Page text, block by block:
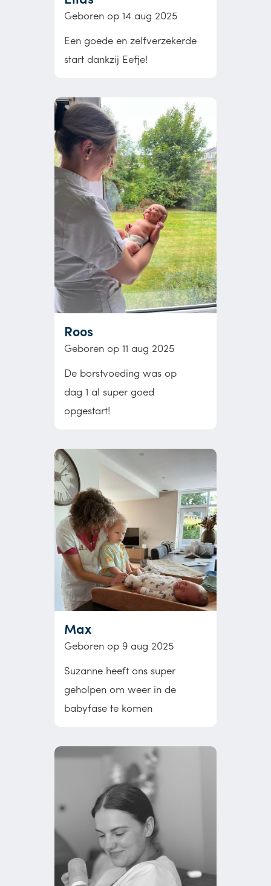
Geboren op 14 aug 2025
Een goede en zelfverzekerde
start dankzij Eefje!
Roos
Geboren op 11 aug 2025
De borstvoeding was op
dag 1 al super goed
opgestart!
Max
Geboren op 9 aug 2025
Suzanne heeft ons super
geholpen om weer in de
babyfase te komen